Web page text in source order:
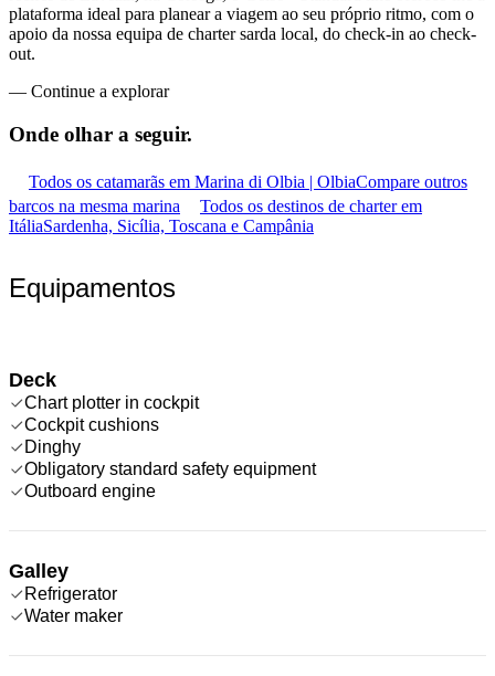
plataforma ideal para planear a viagem ao seu próprio ritmo, com o
apoio da nossa equipa de charter sarda local, do check-in ao check-
out.
— Continue a explorar
Onde olhar a seguir.
Todos os catamarãs em Marina di Olbia | OlbiaCompare outros
barcos na mesma marina
Todos os destinos de charter em
ItáliaSardenha, Sicília, Toscana e Campânia
Equipamentos
Deck
Chart plotter in cockpit
Cockpit cushions
Dinghy
Obligatory standard safety equipment
Outboard engine
Galley
Refrigerator
Water maker